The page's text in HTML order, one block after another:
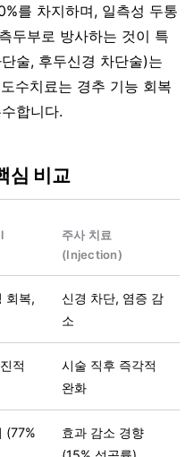
를 차지하며, 일측성 두통
두부로 방사하는 것이 특
술, 후두신경 차단술)는
수치료는 경추 기능 회복
합니다.
심 비교
주사 치료
(Injection)
회복,
신경 차단, 염증 감
소
적
시술 직후 즉각적
완화
(77%
효과 감소 경향